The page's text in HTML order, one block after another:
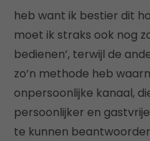
heb want ik bestier dit
moet ik straks ook nog
bedienen’, terwijl de
zo’n methode heb
onpersoonlijke kanaal,
persoonlijker en
te kunnen